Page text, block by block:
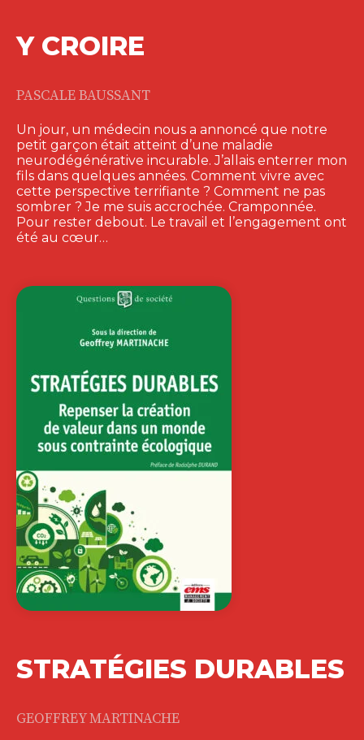
Y CROIRE
PASCALE BAUSSANT
Un jour, un médecin nous a annoncé que notre
petit garçon était atteint d’une maladie
neurodégénérative incurable. J’allais enterrer mon
fils dans quelques années. Comment vivre avec
cette perspective terrifiante ? Comment ne pas
sombrer ? Je me suis accrochée. Cramponnée.
Pour rester debout. Le travail et l’engagement ont
été au cœur…
STRATÉGIES DURABLES
GEOFFREY MARTINACHE